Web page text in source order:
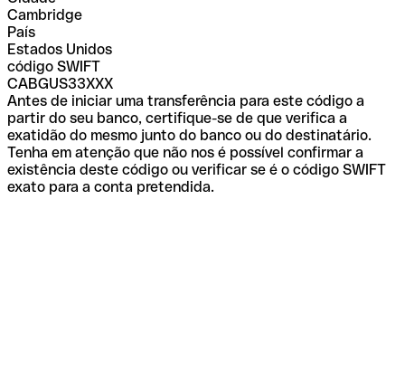
Cambridge
País
Estados Unidos
código SWIFT
CABGUS33XXX
Antes de iniciar uma transferência para este código a
partir do seu banco, certifique-se de que verifica a
exatidão do mesmo junto do banco ou do destinatário.
Tenha em atenção que não nos é possível confirmar a
existência deste código ou verificar se é o código SWIFT
exato para a conta pretendida.